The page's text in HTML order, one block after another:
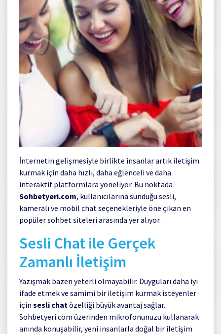
İnternetin gelişmesiyle birlikte insanlar artık iletişim
kurmak için daha hızlı, daha eğlenceli ve daha
interaktif platformlara yöneliyor. Bu noktada
Sohbetyeri.com, kullanıcılarına sunduğu sesli,
kameralı ve mobil chat seçenekleriyle öne çıkan en
popüler sohbet siteleri arasında yer alıyor.
Sesli Chat ile Gerçek
Zamanlı İletişim
Yazışmak bazen yeterli olmayabilir. Duyguları daha iyi
ifade etmek ve samimi bir iletişim kurmak isteyenler
için sesli chatözelliği büyük avantaj sağlar.
Sohbetyeri.com üzerinden mikrofonunuzu kullanarak
anında konuşabilir, yeni insanlarla doğal bir iletişim